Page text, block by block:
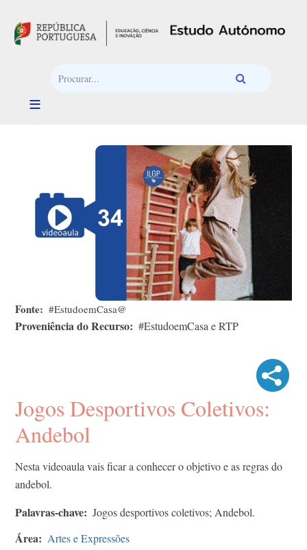
Fonte #EstudoemCasa@
Proveniência do Recurso #EstudoemCasa e RTP
Jogos Desportivos Coletivos:
Andebol
Nesta videoaula vais ficar a conhecer o objetivo e as regras do
andebol.
Palavras-chave Jogos desportivos coletivos; Andebol.
Área Artes e Expressões